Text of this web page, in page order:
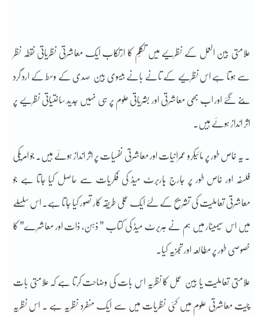
علامتی بین العمل کے نظرئیے میں تکلّم کا ارتکاب ایک معاشرتی نظریاتی نقطہ نظر
سے ہوتا ہے اس نظرئیے کے تانے بانے بیسوی بین صدی کے وسط کے ارد گرد
بُنے گئے اور اب بھی معاشرتی اور بشریاتی علوم پر ہی نہیں جدید ساختیاتی نظرئیے پر
اثر انداز ہوئے ہیں۔
. یہ خاص طور پر مائیکرو عمرانیات اور معاشرتی نفسیات پر اثر انداز ہوئے ہیں۔ جو امریکی
فلسفہ اور خاص طور پر جارج ہاربرٹ میڈ کی فکریات سے حاصل کیا جاتا ہے جو
معاشرتی تعاملیت کی تشریح کے لئے ایک عملی طریقہ کار تصور کیا جاتا ہے۔ اس سلسلے
میں اس سیمینار میں ہم نے ہربرٹ میڈ کی کتاب ” ذہن، ذات اور معاشرے” کا
خصوصی طور پر مطالعہ اور تجزیہ کیا۔
علامتی تعاملیت یا بین عمل کا نظریہ اس بات کی وضاحت کرتا ہے کہ علامتی بات
چیت معاشرتی علوم میں کئی نظریات میں سے ایک منفرد نظریہ ہے . اس نظریہ